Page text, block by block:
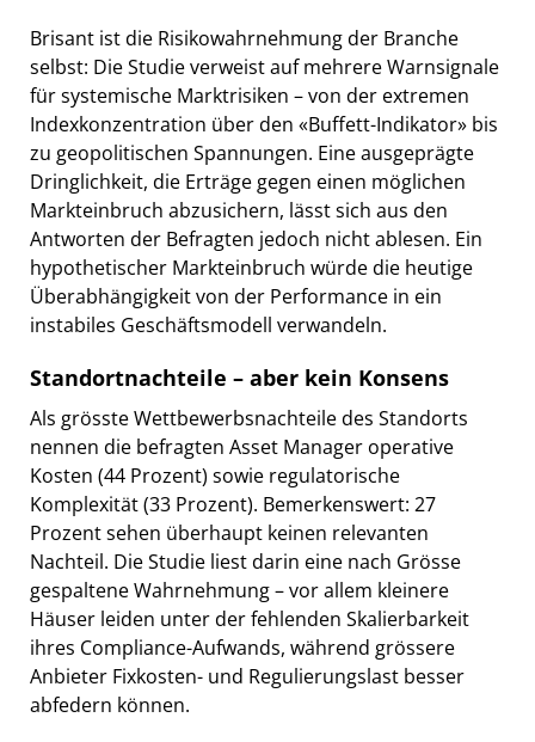
Brisant ist die Risikowahrnehmung der Branche
selbst: Die Studie verweist auf mehrere Warnsignale
für systemische Marktrisiken – von der extremen
Indexkonzentration über den «Buffett-Indikator» bis
zu geopolitischen Spannungen. Eine ausgeprägte
Dringlichkeit, die Erträge gegen einen möglichen
Markteinbruch abzusichern, lässt sich aus den
Antworten der Befragten jedoch nicht ablesen. Ein
hypothetischer Markteinbruch würde die heutige
Überabhängigkeit von der Performance in ein
instabiles Geschäftsmodell verwandeln.
Standortnachteile – aber kein Konsens
Als grösste Wettbewerbsnachteile des Standorts
nennen die befragten Asset Manager operative
Kosten (44 Prozent) sowie regulatorische
Komplexität (33 Prozent). Bemerkenswert: 27
Prozent sehen überhaupt keinen relevanten
Nachteil. Die Studie liest darin eine nach Grösse
gespaltene Wahrnehmung – vor allem kleinere
Häuser leiden unter der fehlenden Skalierbarkeit
ihres Compliance-Aufwands, während grössere
Anbieter Fixkosten- und Regulierungslast besser
abfedern können.